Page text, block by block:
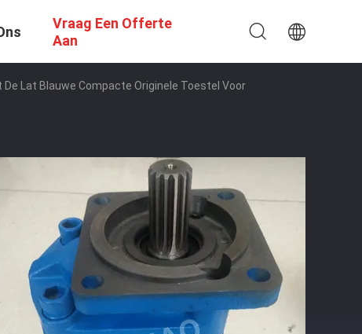
Vraag Een Offerte
Aan
De Lat Blauwe Compacte Originele Toestel Voor